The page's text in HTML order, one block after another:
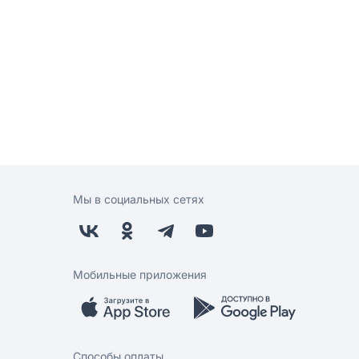
Мы в социальных сетях
Мобильные приложения